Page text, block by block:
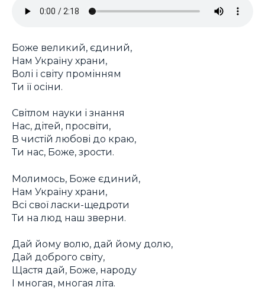
Боже великий, єдиний,
Нам Україну храни,
Волі і світу промінням
Ти її осіни.
Світлом науки і знання
Нас, дітей, просвіти,
В чистій любові до краю,
Ти нас, Боже, зрости.
Молимось, Боже єдиний,
Нам Україну храни,
Всі свої ласки-щедроти
Ти на люд наш зверни.
Дай йому волю, дай йому долю,
Дай доброго світу,
Щастя дай, Боже, народу
І многая, многая літа.